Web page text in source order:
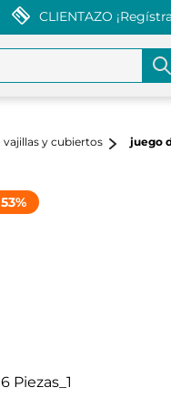
CLIENTAZO
vajillas y cubiertos juego
53%